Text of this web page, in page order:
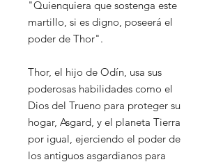
"Quienquiera que sostenga este
martillo, si es digno, poseerá el
poder de Thor".
Thor, el hijo de Odín, usa sus
poderosas habilidades como el
Dios del Trueno para proteger su
hogar, Asgard, y el planeta Tierra
por igual, ejerciendo el poder de
los antiguos asgardianos para